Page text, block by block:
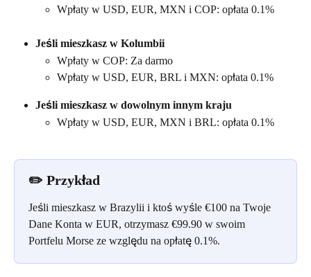
Wpłaty w USD, EUR, MXN i COP: opłata 0.1%
Jeśli mieszkasz w Kolumbii
Wpłaty w COP: Za darmo
Wpłaty w USD, EUR, BRL i MXN: opłata 0.1%
Jeśli mieszkasz w dowolnym innym kraju
Wpłaty w USD, EUR, MXN i BRL: opłata 0.1%
✏️ Przykład
Jeśli mieszkasz w Brazylii i ktoś wyśle €100 na Twoje
Dane Konta w EUR, otrzymasz €99.90 w swoim
Portfelu Morse ze względu na opłatę 0.1%.